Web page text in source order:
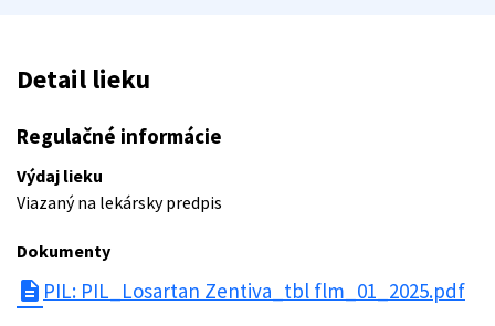
Detail lieku
Regulačné informácie
Výdaj lieku
Viazaný na lekársky predpis
Dokumenty
description PIL: PIL_Losartan Zentiva_tbl flm_01_2025.pdf